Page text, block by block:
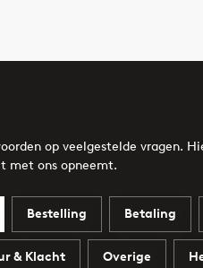
op veelgestelde vragen.
met ons opneemt.
Bestelling Betaling
& Klacht Overige